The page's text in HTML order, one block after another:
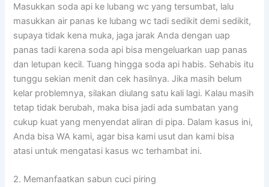
Masukkan soda api ke lubang wc yang tersumbat, lalu
masukkan air panas ke lubang wc tadi sedikit demi sedikit,
supaya tidak kena muka, jaga jarak Anda dengan uap
panas tadi karena soda api bisa mengeluarkan uap panas
dan letupan kecil. Tuang hingga soda api habis. Sehabis itu
tunggu sekian menit dan cek hasilnya. Jika masih belum
kelar problemnya, silakan diulang satu kali lagi. Kalau masih
tetap tidak berubah, maka bisa jadi ada sumbatan yang
cukup kuat yang menyendat aliran di pipa. Dalam kasus ini,
Anda bisa WA kami, agar bisa kami usut dan kami bisa
atasi untuk mengatasi kasus wc terhambat ini.
2. Memanfaatkan sabun cuci piring